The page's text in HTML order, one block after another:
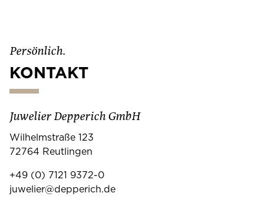
Persönlich.
KONTAKT
Juwelier Depperich GmbH
Wilhelmstraße 123
72764 Reutlingen
+49 (0) 7121 9372-0
juwelier@depperich.de